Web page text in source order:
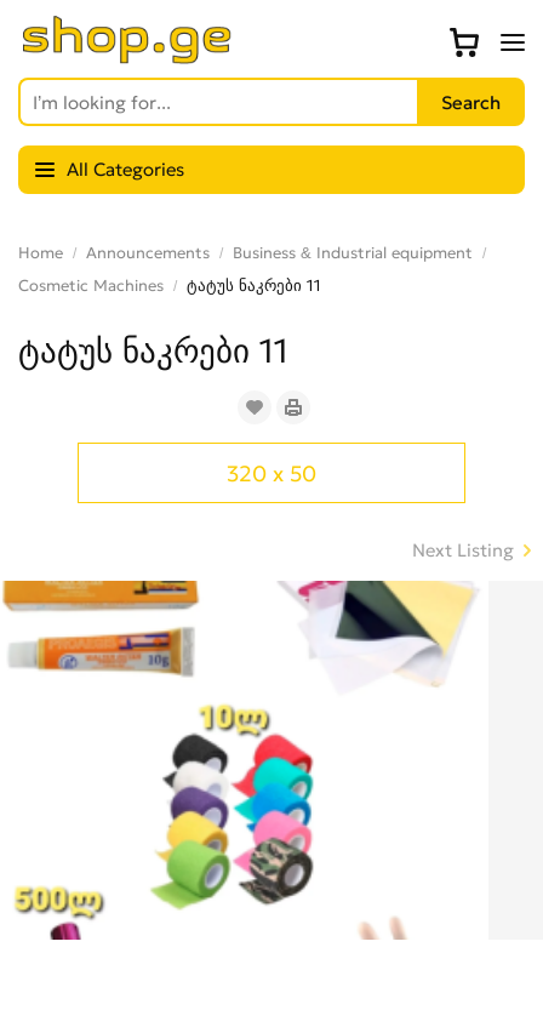
All Categories
Home Announcements
Business & Industrial equipment
Cosmetic Machines
ტატუს ნაკრები 11
ტატუს ნაკრები 11
320 x 50
Next Listing